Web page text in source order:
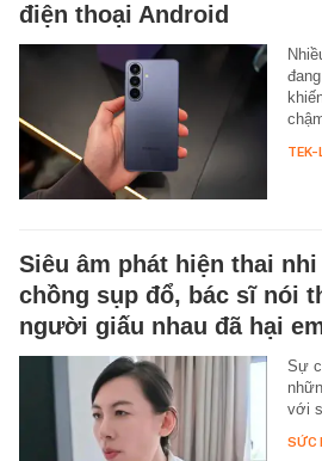
điện thoại Android
TEK-
Siêu âm phát hiện thai
chồng sụp đổ, bác sĩ nói
người giấu nhau đã hại
Sự
với
SỨC